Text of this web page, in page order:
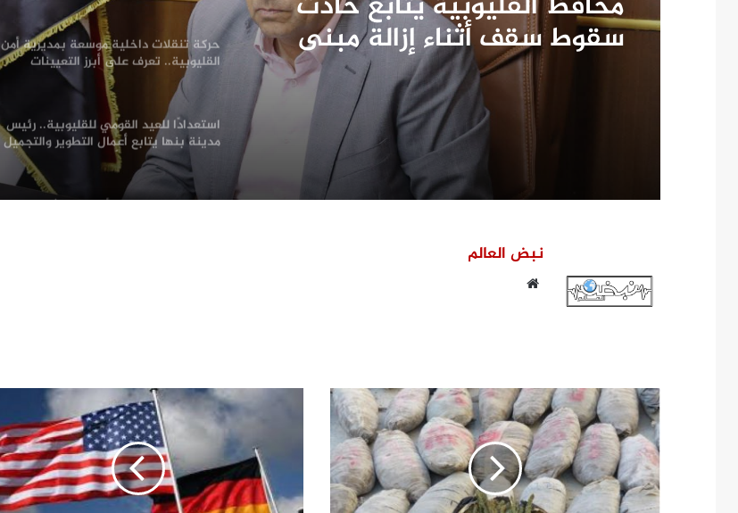
سقوط سقف أثناء إزالة مبنى
مخالف بطوخ ويوجه بصرف إعانة
عاجلة لأسرة العامل المتوفى
المتوفى
حركة تنقلات داخلية موسعة بمديرية أمن
القليوبية.. تعرف على أبرز التعيينات
استعدادًا للعيد القومي للقليوبية.. رئيس
مدينة بنها يتابع أعمال التطوير والتجميل
لظهور المدينة في أبهى صورها
محافظ القليوبية يبدأ جولته بشبين
وسيادتها خط أحمر.. والاصطفاف الوطني
ضرورة لمواجهة التحديات وحملات
التضليل
محافظ القليوبية يتفقد انتظام العمل
بالفترة المسائية للعيادات الخارجية
بمستشفى بنها التعليمي عقب بدء
تشغيلها
نبض العالم